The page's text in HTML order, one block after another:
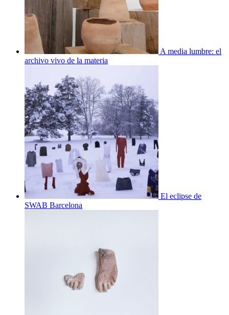
A media lumbre: el
archivo vivo de la materia
El eclipse de
SWAB Barcelona